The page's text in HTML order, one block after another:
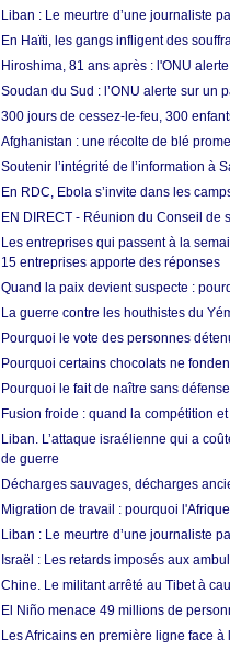
Liban : Le meurtre d’une journaliste
En Haïti, les gangs infligent des
Hiroshima, 81 ans après : l'ONU
Soudan du Sud : l’ONU alerte sur un
300 jours de cessez-le-feu, 300
Afghanistan : une récolte de blé
Soutenir l’intégrité de l’information à
En RDC, Ebola s’invite dans les
EN DIRECT - Réunion du Conseil de
Les entreprises qui passent à la
15 entreprises apporte des réponses
Quand la paix devient suspecte :
La guerre contre les houthistes du
Pourquoi le vote des personnes
Pourquoi certains chocolats ne
Pourquoi le fait de naître sans
Fusion froide : quand la compétition
Liban. L’attaque israélienne qui a
de guerre
Décharges sauvages, décharges
Migration de travail : pourquoi
Liban : Le meurtre d’une journaliste
Israël : Les retards imposés aux
Chine. Le militant arrêté au Tibet à
El Niño menace 49 millions de
Les Africains en première ligne face